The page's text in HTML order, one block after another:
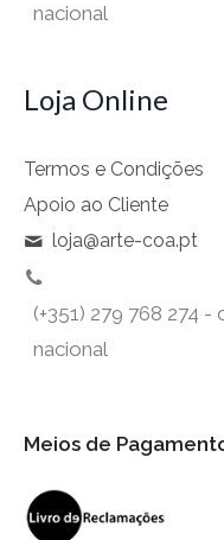
nacional
Loja Online
Termos e Condições
Apoio ao Cliente
loja@arte-coa.pt
(+351) 279 768 274
nacional
Meios de